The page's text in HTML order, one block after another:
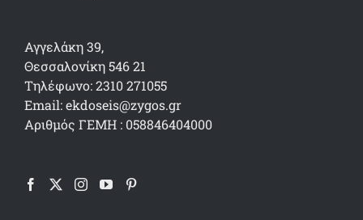
Αγγελάκη 39,
Θεσσαλονίκη 546 21
Τηλέφωνο: 2310 271055
Email: ekdoseis@zygos.gr
Αριθμός ΓΕΜΗ : 058846404000